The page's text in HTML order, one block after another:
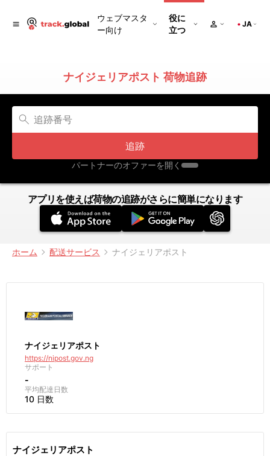
ウェブマスタ
ー向け
役に
立つ
JA
ナイジェリアポスト 荷物追跡
追跡
パートナーのオファーを開く
アプリを使えば荷物の追跡がさらに簡単になります
ホーム 配送サービス ナイジェリアポスト
ナイジェリアポスト
https://nipost.gov.ng
サポート
-
平均配達日数
10 日数
ナイジェリアポスト